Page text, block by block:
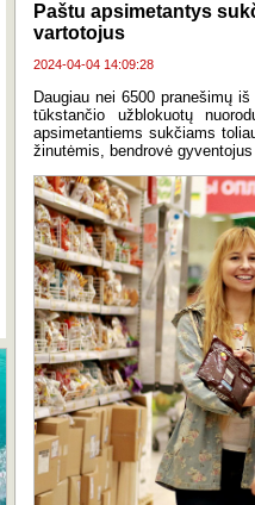
Paštu apsimetantys
vartotojus
2024-04-04 14:09:28
Daugiau nei 6500 pranešimų
tūkstančio užblokuotų
apsimetantiems sukčiams
žinutėmis, bendrovė